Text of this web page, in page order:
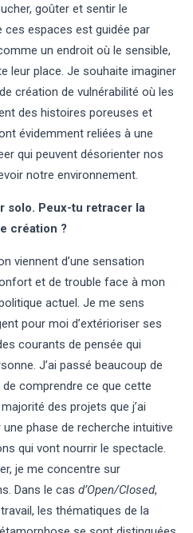
goûter et sentir le
espaces est guidée par
un endroit où le sensible,
leur place. Je souhaite imaginer
création de vulnérabilité où les
des histoires poreuses et
évidemment reliées à une
qui peuvent désorienter nos
notre environnement.
solo. Peux-tu retracer la
création ?
viennent d’une sensation
et de trouble face à mon
actuel. Je me sens
pour moi d’extérioriser ses
courants de pensée qui
J’ai passé beaucoup de
comprendre ce que cette
des projets que j’ai
phase de recherche intuitive
qui vont nourrir le spectacle.
je me concentre sur
Dans le cas d’Open/Closed,
les thématiques de la